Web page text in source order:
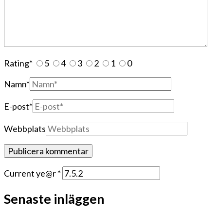
Rating* 5 4 3 2 1
0
Namn*
E-post*
Webbplats
Current ye@r*
Senaste inläggen